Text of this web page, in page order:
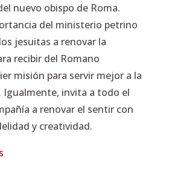
nuevo obispo de Roma.
del ministerio petrino
jesuitas a renovar la
recibir del Romano
misión para servir mejor a la
Igualmente, invita a todo el
a renovar el sentir con
y creatividad.